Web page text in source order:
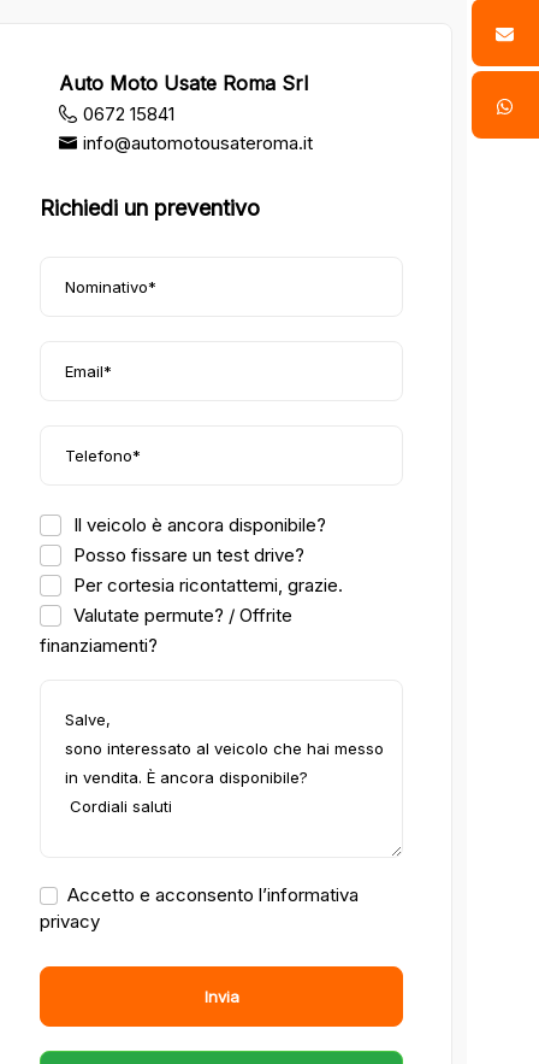
Auto Moto Usate Roma Srl
0672 15841
info@automotousateroma.it
Richiedi un preventivo
Il veicolo è ancora disponibile?
Posso fissare un test drive?
Per cortesia ricontattemi, grazie.
Valutate permute? / Offrite
finanziamenti?
Accetto e acconsento l’informativa
privacy
Invia